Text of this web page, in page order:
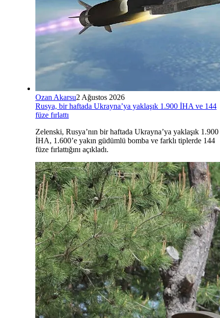
Ozan Akarsu2 Ağustos 2026
Rusya, bir haftada Ukrayna’ya yaklaşık 1.900 İHA ve 144
füze fırlattı
Zelenski, Rusya’nın bir haftada Ukrayna’ya yaklaşık 1.900
İHA, 1.600’e yakın güdümlü bomba ve farklı tiplerde 144
füze fırlattığını açıkladı.